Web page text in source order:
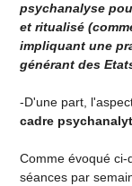
psychanalyse
et ritualisé
impliquant une
générant des
-D'une part,
cadre
Comme évoqué ci-
séances par